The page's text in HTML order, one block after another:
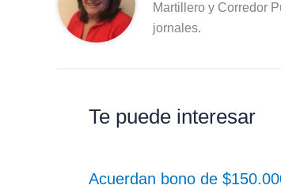
Martillero y Corredor
jornales.
Te puede interesar
Acuerdan bono de